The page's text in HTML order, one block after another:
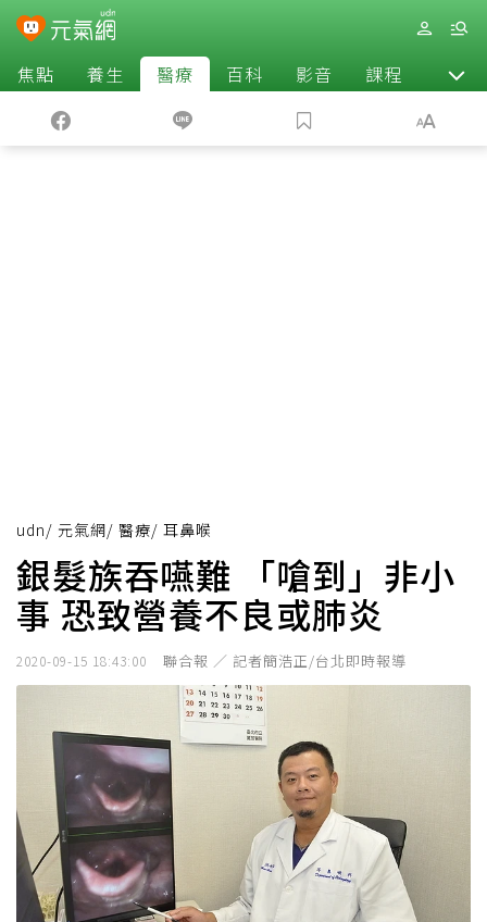
焦點 養生 醫療 百科 影音 課程 退休
udn/ 元氣網/ 醫療/ 耳鼻喉
銀髮族吞嚥難 「嗆到」非小
事 恐致營養不良或肺炎
2020-09-15 18:43:00 聯合報 ／ 記者簡浩正/台北即時報導